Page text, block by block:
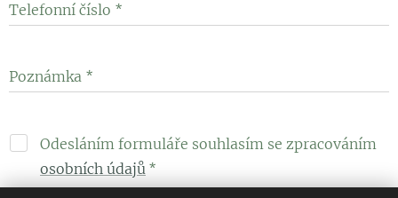
Telefonní číslo
Poznámka
Odesláním formuláře souhlasím se zpracováním
osobních údajů